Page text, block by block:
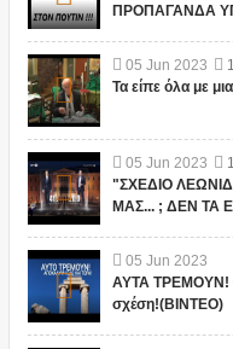
ΠΡΟΠΑΓΑΝΔΑ
05 Jun 2023
1
Τα είπε όλα με
05 Jun 2023
1
"ΣΧΕΔΙΟ
ΜΑΣ... ; ΔΕΝ ΤΑ
05 Jun 2023
ΑΥΤΑ ΤΡΕΜΟΥΝ!
σχέση!(ΒΙΝΤΕΟ)